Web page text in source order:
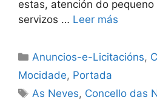
estas, atención do
servizos … Leer más
Anuncios-e-Licitacións,
Mocidade, Portada
As Neves, Concello das